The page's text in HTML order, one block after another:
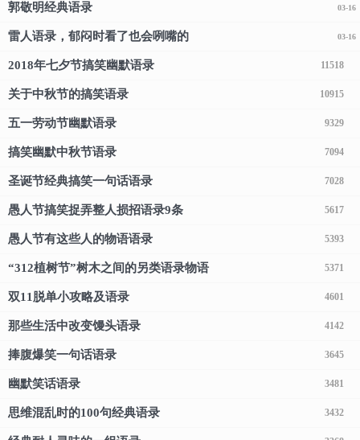
郭敬明经典语录 03-16
雷人语录，郁闷时看了也会咧嘴的 03-16
2018年七夕节搞笑幽默语录 11518
关于中秋节的搞笑语录 10915
五一劳动节幽默语录 9329
搞笑幽默中秋节语录 7094
圣诞节经典搞笑一句话语录 7028
愚人节搞笑捉弄整人损招语录9条 5617
愚人节有这些人的物语语录 5393
“312植树节”树木之间的另类语录物语 5371
双11脱单小攻略及语录 4601
那些生活中改变馒头语录 4142
捧腹爆笑一句话语录 3645
幽默笑话语录 3481
思维混乱时的100句经典语录 3432